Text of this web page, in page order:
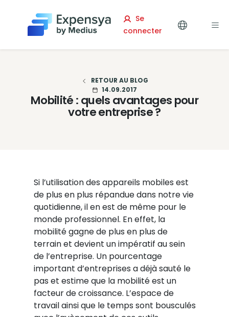
Expensya
Se
connecter
RETOUR AU BLOG
14.09.2017
Mobilité : quels avantages pour
votre entreprise ?
Si l’utilisation des appareils mobiles est
de plus en plus répandue dans notre vie
quotidienne, il en est de même pour le
monde professionnel. En effet, la
mobilité gagne de plus en plus de
terrain et devient un impératif au sein
de l’entreprise. Un pourcentage
important d’entreprises a déjà sauté le
pas et estime que la mobilité est un
facteur de croissance. L’espace de
travail ainsi que le temps sont bousculés